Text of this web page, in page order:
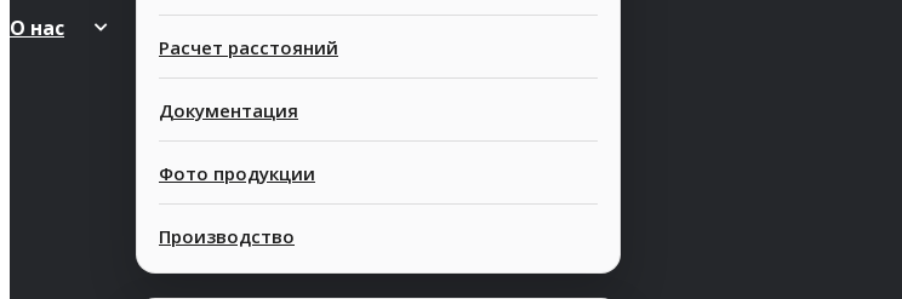
О нас
Расчет расстояний
Документация
Фото продукции
Производство